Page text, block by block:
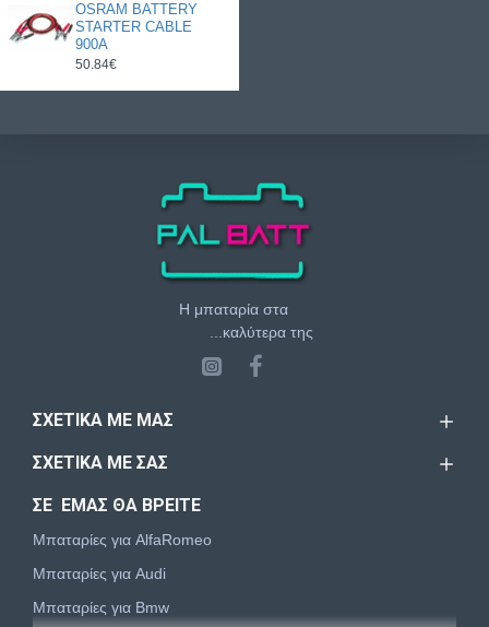
OSRAM BATTERY
STARTER CABLE
900A
50.84€
Η μπαταρία στα
...καλύτερα της
ΣΧΕΤΙΚΆ ΜΕ ΜΑΣ
ΣΧΕΤΙΚΆ ΜΕ ΣΑΣ
ΣΕ ΕΜΑΣ ΘΑ ΒΡΕΙΤΕ
Μπαταρίες για AlfaRomeo
Μπαταρίες για Audi
Μπαταρίες για Bmw